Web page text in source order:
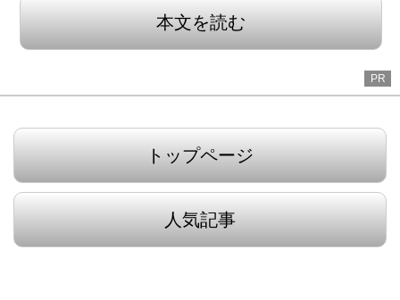
本文を読む
PR
トップページ
人気記事